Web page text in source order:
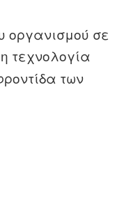
οργανισμού σε
τεχνολογία
των